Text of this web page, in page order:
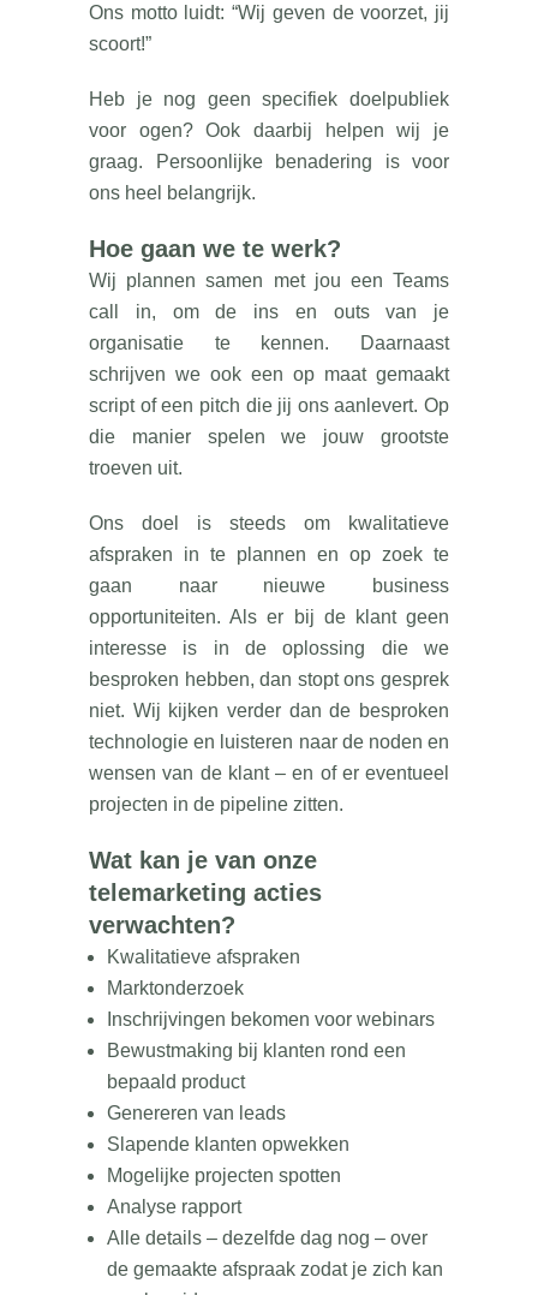
Ons motto luidt: “Wij geven de voorzet, jij
scoort!”
Heb je nog geen specifiek doelpubliek
voor ogen? Ook daarbij helpen wij je
graag. Persoonlijke benadering is voor
ons heel belangrijk.
Hoe gaan we te werk?
Wij plannen samen met jou een Teams
call in, om de ins en outs van je
organisatie te kennen. Daarnaast
schrijven we ook een op maat gemaakt
script of een pitch die jij ons aanlevert. Op
die manier spelen we jouw grootste
troeven uit.
Ons doel is steeds om kwalitatieve
afspraken in te plannen en op zoek te
gaan naar nieuwe business
opportuniteiten. Als er bij de klant geen
interesse is in de oplossing die we
besproken hebben, dan stopt ons gesprek
niet. Wij kijken verder dan de besproken
technologie en luisteren naar de noden en
wensen van de klant – en of er eventueel
projecten in de pipeline zitten.
Wat kan je van onze
telemarketing acties
verwachten?
Kwalitatieve afspraken
Marktonderzoek
Inschrijvingen bekomen voor webinars
Bewustmaking bij klanten rond een
bepaald product
Genereren van leads
Slapende klanten opwekken
Mogelijke projecten spotten
Analyse rapport
Alle details – dezelfde dag nog – over
de gemaakte afspraak zodat je zich kan